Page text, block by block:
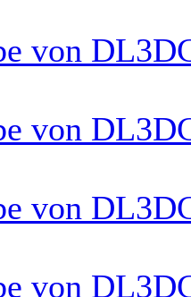
von
von
von
von